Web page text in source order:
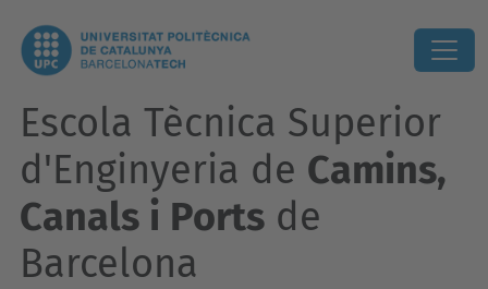
Escola Tècnica Superior
d'Enginyeria de Camins,
Canals i Ports de
Barcelona